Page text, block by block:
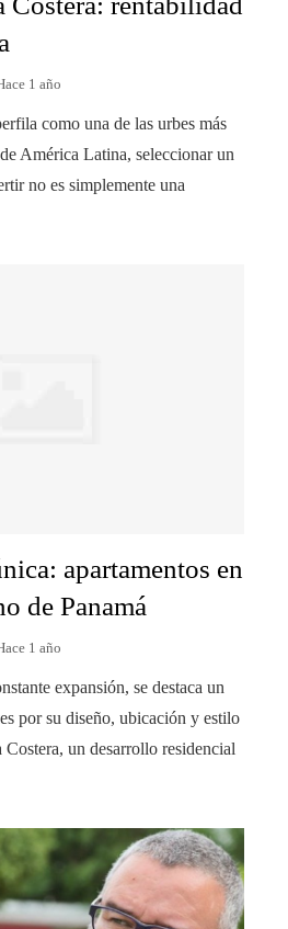
1 año
como una de las urbes más
América Latina, seleccionar un
no es simplemente una
apartamentos en
de Panamá
1 año
expansión, se destaca un
por su diseño, ubicación y estilo
un desarrollo residencial